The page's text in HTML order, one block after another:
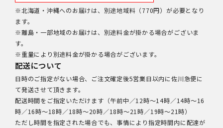
※北海道・沖縄へのお届けは、別途地域料（770円）が必要となり
ます。
※離島・一部地域のお届けは、別途料金が掛かる場合がございま
す。
※重量により別途料金が掛かる場合がございます。
配送について
日時のご指定がない場合、ご注文確定後5営業日以内に佐川急便に
て発送させて頂きます。
配送時間をご指定いただけます（午前中／12時～14時／14時～16
時／16時～18時／18時～20時／18時～21時／19時～21時）
ただし時間を指定された場合でも、事情により指定時間内に配達が